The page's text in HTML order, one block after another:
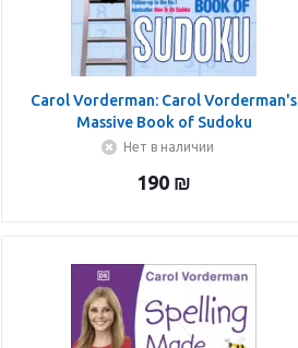
Carol Vorderman: Carol Vorderman's
Massive Book of Sudoku
Нет в наличии
190 ₪